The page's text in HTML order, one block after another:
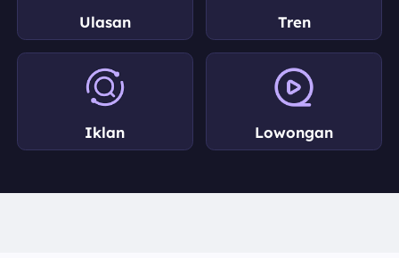
Ulasan Tren
Iklan Lowongan